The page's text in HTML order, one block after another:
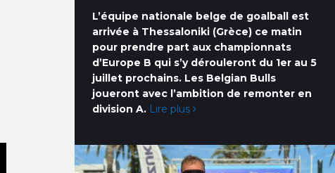
L’équipe nationale belge de goalball est
arrivée à Thessaloniki (Grèce) ce matin
pour prendre part aux championnats
d’Europe B qui s’y dérouleront du 1er au 5
juillet prochains. Les Belgian Bulls
joueront avec l’ambition de remonter en
division A. Lire plus